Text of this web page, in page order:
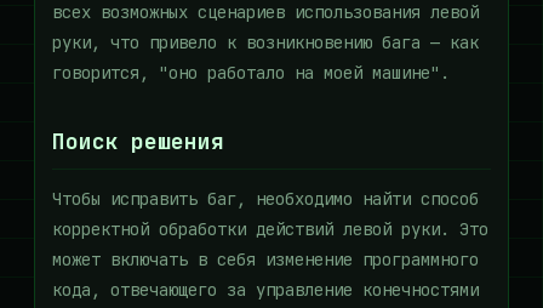
всех возможных сценариев использования левой
руки, что привело к возникновению бага — как
говорится, "оно работало на моей машине".
Поиск решения
Чтобы исправить баг, необходимо найти способ
корректной обработки действий левой руки. Это
может включать в себя изменение программного
кода, отвечающего за управление конечностями